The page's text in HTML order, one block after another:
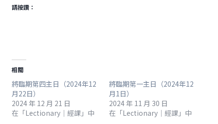
請按讚：
相關
將臨期第四主日（2024年12
月22日）
2024 年 12 月 21 日
在「Lectionary｜經課」中
將臨期第一主日（2024年12
月1日）
2024 年 11 月 30 日
在「Lectionary｜經課」中